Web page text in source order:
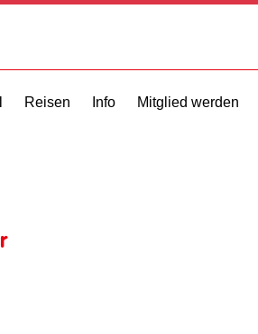
Reisen Info Mitglied werden